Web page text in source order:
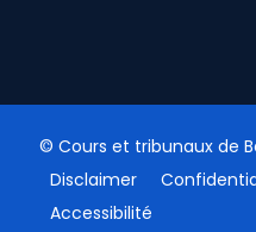
© Cours et tribunaux de
Disclaimer
Accessibilité